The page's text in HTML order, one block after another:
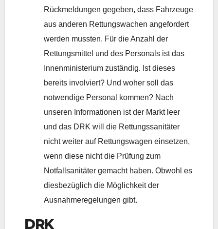
Rückmeldungen gegeben, dass Fahrzeuge
aus anderen Rettungswachen angefordert
werden mussten. Für die Anzahl der
Rettungsmittel und des Personals ist das
Innenministerium zuständig. Ist dieses
bereits involviert? Und woher soll das
notwendige Personal kommen? Nach
unseren Informationen ist der Markt leer
und das DRK will die Rettungssanitäter
nicht weiter auf Rettungswagen einsetzen,
wenn diese nicht die Prüfung zum
Notfallsanitäter gemacht haben. Obwohl es
diesbezüglich die Möglichkeit der
Ausnahmeregelungen gibt.
DRK